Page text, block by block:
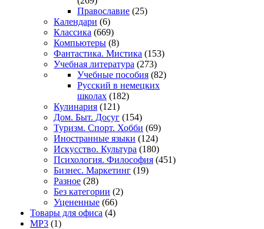
Православие (25)
Календари (6)
Классика (669)
Компьютеры (8)
Фантастика. Мистика (153)
Учебная литература (273)
Учебные пособия (82)
Русский в немецких
школах (182)
Кулинария (121)
Дом. Быт. Досуг (154)
Туризм. Спорт. Хобби (69)
Иностранные языки (124)
Искусство. Культура (180)
Психология. Философия (451)
Бизнес. Маркетинг (19)
Разное (28)
Без категории (2)
Уцененные (66)
Товары для офиса (4)
MP3 (1)